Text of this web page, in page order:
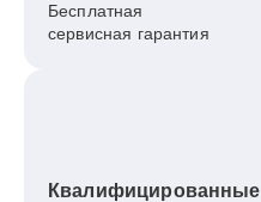
Бесплатная
сервисная гарантия
Квалифицированные